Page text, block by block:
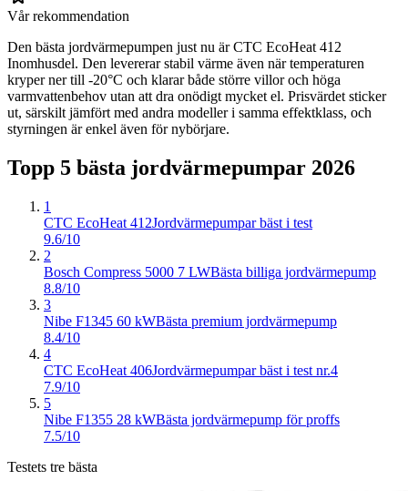
Vår rekommendation
Den bästa jordvärmepumpen just nu är CTC EcoHeat 412
Inomhusdel. Den levererar stabil värme även när temperaturen
kryper ner till -20°C och klarar både större villor och höga
varmvattenbehov utan att dra onödigt mycket el. Prisvärdet sticker
ut, särskilt jämfört med andra modeller i samma effektklass, och
styrningen är enkel även för nybörjare.
Topp 5 bästa jordvärmepumpar 2026
1
CTC EcoHeat 412Jordvärmepumpar bäst i test
9.6/10
2
Bosch Compress 5000 7 LWBästa billiga jordvärmepump
8.8/10
3
Nibe F1345 60 kWBästa premium jordvärmepump
8.4/10
4
CTC EcoHeat 406Jordvärmepumpar bäst i test nr.4
7.9/10
5
Nibe F1355 28 kWBästa jordvärmepump för proffs
7.5/10
Testets tre bästa